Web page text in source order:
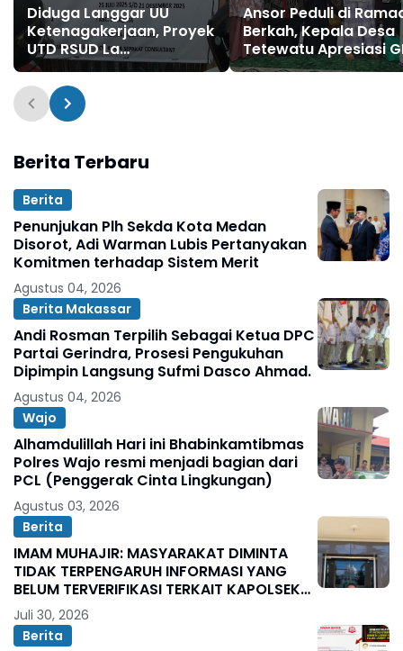
Diduga Langgar UU
Ketenagakerjaan, Proyek
UTD RSUD La
Temmamala Disorot
DPRD!
Ansor Peduli di
Berkah, Kepala Desa
Tetewatu Apresiasi
Ansor Soppeng
Berita Terbaru
Berita
Penunjukan Plh Sekda Kota Medan
Disorot, Adi Warman Lubis Pertanyakan
Komitmen terhadap Sistem Merit
Agustus 04, 2026
Berita Makassar
Andi Rosman Terpilih Sebagai Ketua DPC
Partai Gerindra, Prosesi Pengukuhan
Dipimpin Langsung Sufmi Dasco Ahmad.
Agustus 04, 2026
Wajo
Alhamdulillah Hari ini Bhabinkamtibmas
Polres Wajo resmi menjadi bagian dari
PCL (Penggerak Cinta Lingkungan)
Agustus 03, 2026
Berita
IMAM MUHAJIR: MASYARAKAT DIMINTA
TIDAK TERPENGARUH INFORMASI YANG
BELUM TERVERIFIKASI TERKAIT KAPOLSEK
BOLO
Juli 30, 2026
Berita